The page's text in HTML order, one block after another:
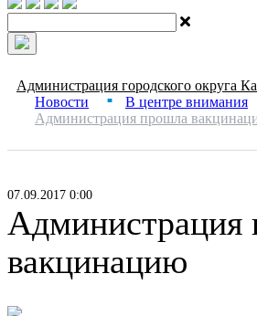
Администрация городского округа
Новости ■ В центре внимания
Администрация прошла
07.09.2017 0:00
Администрация
вакцинацию